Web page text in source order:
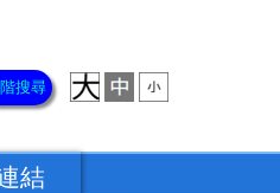
搜尋
結